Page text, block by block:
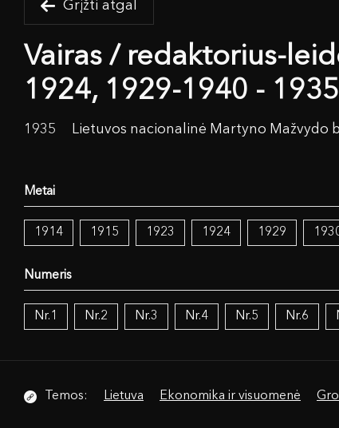
Grįžti atgal
Vairas / redaktorius-
1924, 1929-1940 -
1935 Lietuvos nacionalinė Martyno Mažvydo
1914 1915 1923 1924 1929
Nr.1 Nr.2 Nr.3 Nr.4 Nr.5 Nr.6
Temos: Lietuva Ekonomika ir visuomenė